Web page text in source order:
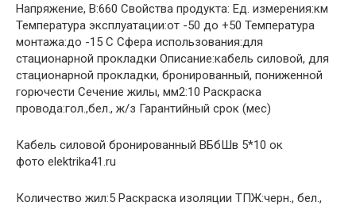
Напряжение, В:660 Свойства продукта: Ед. измерения:км
Температура эксплуатации:от -50 до +50 Температура
монтажа:до -15 С Сфера использования:для
стационарной прокладки Описание:кабель силовой, для
стационарной прокладки, бронированный, пониженной
горючести Сечение жилы, мм2:10 Раскраска
провода:гол.,бел., ж/з Гарантийный срок (мес)
Кабель силовой бронированный ВБбШв 5*10 ок
фото elektrika41.ru
Количество жил:5 Раскраска изоляции ТПЖ:черн., бел.,